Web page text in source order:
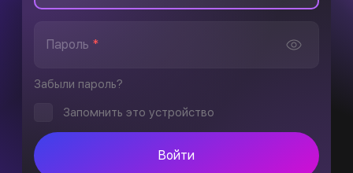
Пароль *
Забыли пароль?
Запомнить это устройство
Войти